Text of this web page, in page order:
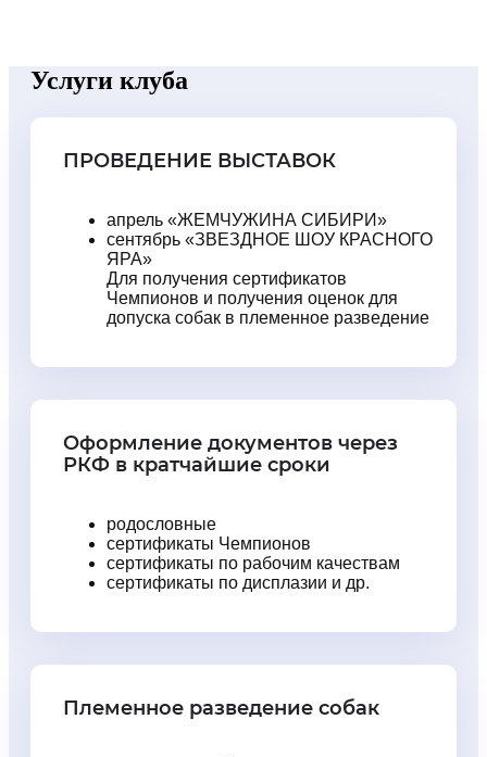
Услуги клуба
ПРОВЕДЕНИЕ ВЫСТАВОК
апрель «ЖЕМЧУЖИНА СИБИРИ»
сентябрь «ЗВЕЗДНОЕ ШОУ КРАСНОГО
ЯРА»
Для получения сертификатов
Чемпионов и получения оценок для
допуска собак в племенное разведение
Оформление документов через
РКФ в кратчайшие сроки
родословные
сертификаты Чемпионов
сертификаты по рабочим качествам
сертификаты по дисплазии и др.
Племенное разведение собак